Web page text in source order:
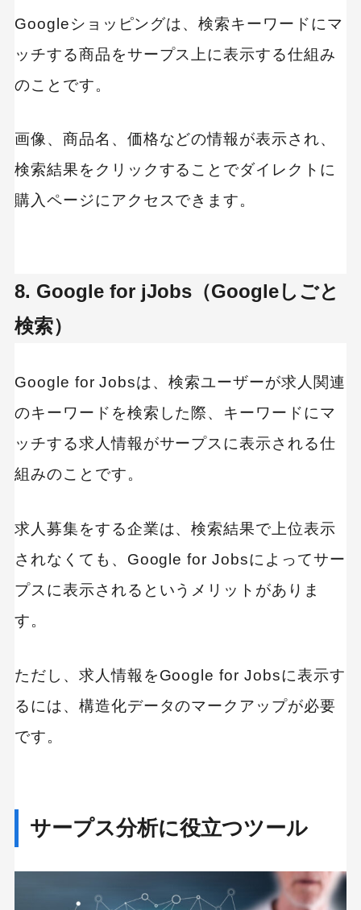
Googleショッピングは、検索キーワードにマ
ッチする商品をサープス上に表示する仕組み
のことです。
画像、商品名、価格などの情報が表示され、
検索結果をクリックすることでダイレクトに
購入ページにアクセスできます。
8. Google for jJobs（Googleしごと
検索）
Google for Jobsは、検索ユーザーが求人関連
のキーワードを検索した際、キーワードにマ
ッチする求人情報がサープスに表示される仕
組みのことです。
求人募集をする企業は、検索結果で上位表示
されなくても、Google for Jobsによってサー
プスに表示されるというメリットがありま
す。
ただし、求人情報をGoogle for Jobsに表示す
るには、構造化データのマークアップが必要
です。
サープス分析に役立つツール